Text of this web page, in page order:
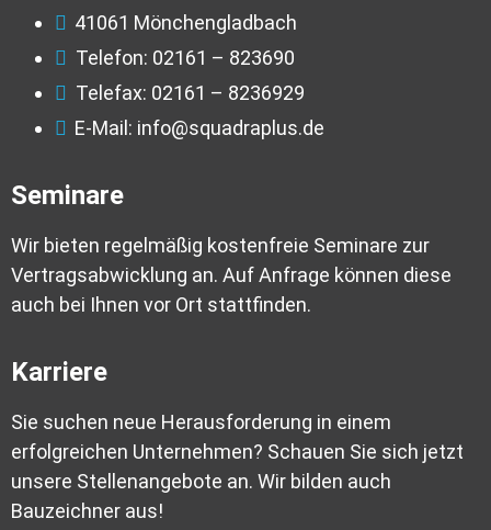
41061 Mönchengladbach
Telefon: 02161 – 823690
Telefax: 02161 – 8236929
E-Mail: info@squadraplus.de
Seminare
Wir bieten regelmäßig kostenfreie Seminare zur
Vertragsabwicklung an. Auf Anfrage können diese
auch bei Ihnen vor Ort stattfinden.
Karriere
Sie suchen neue Herausforderung in einem
erfolgreichen Unternehmen? Schauen Sie sich jetzt
unsere Stellenangebote an. Wir bilden auch
Bauzeichner aus!